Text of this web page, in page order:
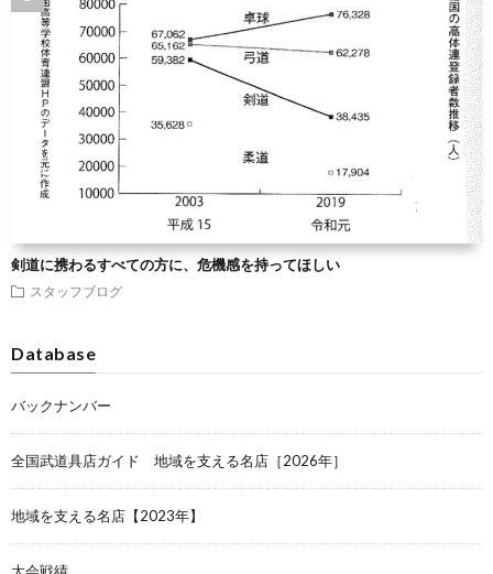
剣道に携わるすべての方に、危機感を持ってほしい
スタッフブログ
Database
バックナンバー
全国武道具店ガイド 地域を支える名店［2026年］
地域を支える名店【2023年】